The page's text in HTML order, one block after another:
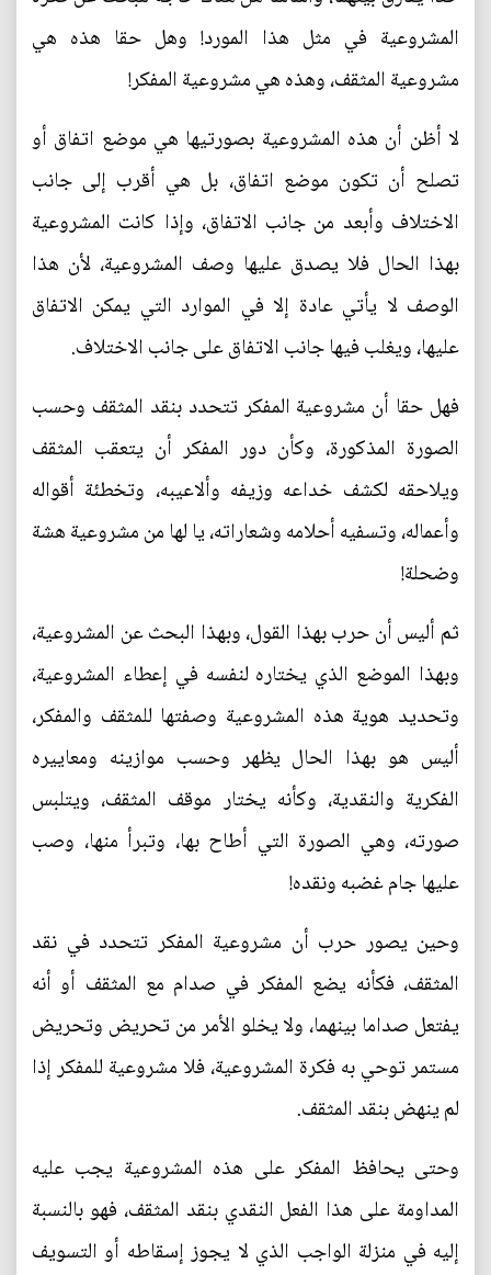
المشروعية في مثل هذا المورد! وهل حقا هذه هي
مشروعية المثقف، وهذه هي مشروعية المفكر!
لا أظن أن هذه المشروعية بصورتيها هي موضع اتفاق أو
تصلح أن تكون موضع اتفاق، بل هي أقرب إلى جانب
الاختلاف وأبعد من جانب الاتفاق، وإذا كانت المشروعية
بهذا الحال فلا يصدق عليها وصف المشروعية، لأن هذا
الوصف لا يأتي عادة إلا في الموارد التي يمكن الاتفاق
عليها، ويغلب فيها جانب الاتفاق على جانب الاختلاف.
فهل حقا أن مشروعية المفكر تتحدد بنقد المثقف وحسب
الصورة المذكورة، وكأن دور المفكر أن يتعقب المثقف
ويلاحقه لكشف خداعه وزيفه وألاعيبه، وتخطئة أقواله
وأعماله، وتسفيه أحلامه وشعاراته، يا لها من مشروعية هشة
وضحلة!
ثم أليس أن حرب بهذا القول، وبهذا البحث عن المشروعية،
وبهذا الموضع الذي يختاره لنفسه في إعطاء المشروعية،
وتحديد هوية هذه المشروعية وصفتها للمثقف والمفكر،
أليس هو بهذا الحال يظهر وحسب موازينه ومعاييره
الفكرية والنقدية، وكأنه يختار موقف المثقف، ويتلبس
صورته، وهي الصورة التي أطاح بها، وتبرأ منها، وصب
عليها جام غضبه ونقده!
وحين يصور حرب أن مشروعية المفكر تتحدد في نقد
المثقف، فكأنه يضع المفكر في صدام مع المثقف أو أنه
يفتعل صداما بينهما، ولا يخلو الأمر من تحريض وتحريض
مستمر توحي به فكرة المشروعية، فلا مشروعية للمفكر إذا
لم ينهض بنقد المثقف.
وحتى يحافظ المفكر على هذه المشروعية يجب عليه
المداومة على هذا الفعل النقدي بنقد المثقف، فهو بالنسبة
إليه في منزلة الواجب الذي لا يجوز إسقاطه أو التسويف